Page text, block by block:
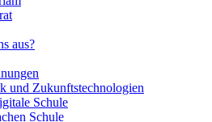
aus?
und Zukunftstechnologien
Schule
Schule